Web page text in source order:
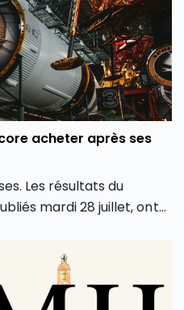
l’intelligence artificielle
d’investir en Bourse et
opportunités des
acheter après ses
Les résultats du
mardi 28 juillet, ont
et surtout
directe, le groupe
objectifs pour l’année.